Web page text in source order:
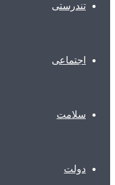
تندرستی
اجتماعی
سلامت
دولت